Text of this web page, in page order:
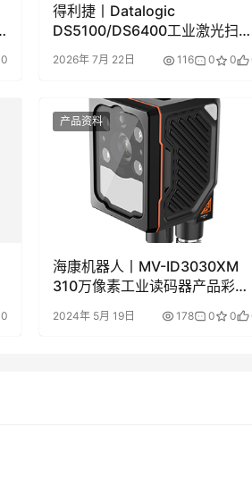
0
得利捷丨Datalogic
DS5100/DS6400工业激光扫描
器产品彩页和用户手册
2026年 7月 22日 116 0 0
0
产品资料
海康机器人丨MV-ID3030XM
310万像素工业读码器产品彩页/
用户手册下载
2024年 5月 19日 178 0 0